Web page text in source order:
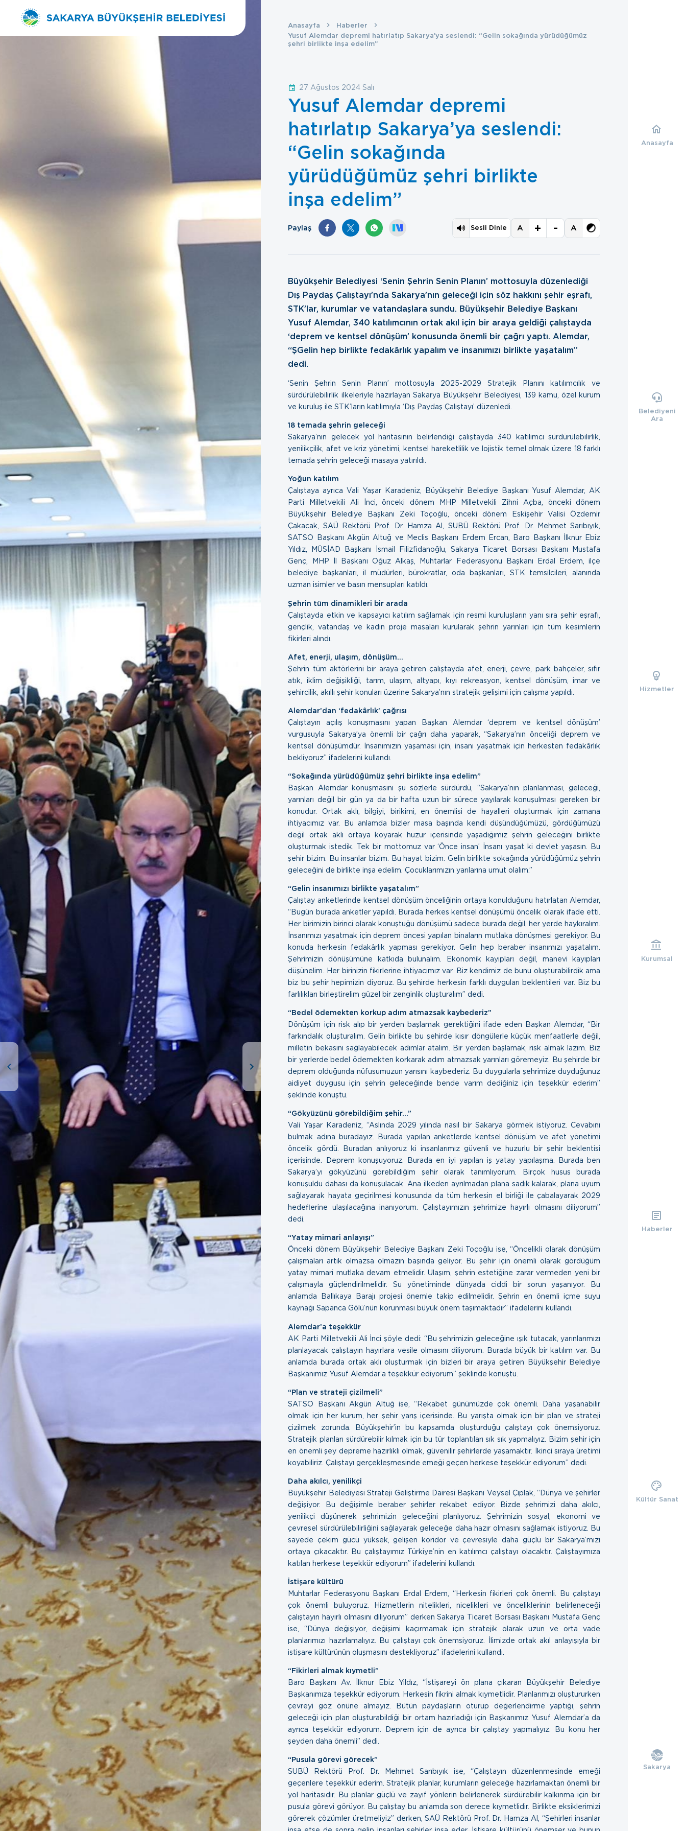
Anasayfa
Haberler
Yusuf Alemdar depremi hatırlatıp Sakarya’ya seslendi: “Gelin sokağında yürüdüğümüz
şehri birlikte inşa edelim”
27 Ağustos 2024 Salı
Yusuf Alemdar depremi
hatırlatıp Sakarya’ya seslendi:
“Gelin sokağında
yürüdüğümüz şehri birlikte
inşa edelim”
Paylaş Sesli Dinle A + - A
Büyükşehir Belediyesi ‘Senin Şehrin Senin Planın’ mottosuyla düzenlediği
Dış Paydaş Çalıştayı’nda Sakarya’nın geleceği için söz hakkını şehir eşrafı,
STK’lar, kurumlar ve vatandaşlara sundu. Büyükşehir Belediye Başkanı
Yusuf Alemdar, 340 katılımcının ortak akıl için bir araya geldiği çalıştayda
‘deprem ve kentsel dönüşüm’ konusunda önemli bir çağrı yaptı. Alemdar,
“ŞGelin hep birlikte fedakârlık yapalım ve insanımızı birlikte yaşatalım”
dedi.
‘Senin Şehrin Senin Planın’ mottosuyla 2025-2029 Stratejik Planını katılımcılık ve
sürdürülebilirlik ilkeleriyle hazırlayan Sakarya Büyükşehir Belediyesi, 139 kamu, özel kurum
ve kuruluş ile STK’ların katılımıyla ‘Dış Paydaş Çalıştayı’ düzenledi.
18 temada şehrin geleceği
Sakarya’nın gelecek yol haritasının belirlendiği çalıştayda 340 katılımcı sürdürülebilirlik,
yenilikçilik, afet ve kriz yönetimi, kentsel hareketlilik ve lojistik temel olmak üzere 18 farklı
temada şehrin geleceği masaya yatırıldı.
Yoğun katılım
Çalıştaya ayrıca Vali Yaşar Karadeniz, Büyükşehir Belediye Başkanı Yusuf Alemdar, AK
Parti Milletvekili Ali İnci, önceki dönem MHP Milletvekili Zihni Açba, önceki dönem
Büyükşehir Belediye Başkanı Zeki Toçoğlu, önceki dönem Eskişehir Valisi Özdemir
Çakacak, SAÜ Rektörü Prof. Dr. Hamza Al, SUBÜ Rektörü Prof. Dr. Mehmet Sarıbıyık,
SATSO Başkanı Akgün Altuğ ve Meclis Başkanı Erdem Ercan, Baro Başkanı İlknur Ebiz
Yıldız, MÜSİAD Başkanı İsmail Filizfidanoğlu, Sakarya Ticaret Borsası Başkanı Mustafa
Genç, MHP İl Başkanı Oğuz Alkaş, Muhtarlar Federasyonu Başkanı Erdal Erdem, ilçe
belediye başkanları, il müdürleri, bürokratlar, oda başkanları, STK temsilcileri, alanında
uzman isimler ve basın mensupları katıldı.
Şehrin tüm dinamikleri bir arada
Çalıştayda etkin ve kapsayıcı katılım sağlamak için resmi kuruluşların yanı sıra şehir eşrafı,
gençlik, vatandaş ve kadın proje masaları kurularak şehrin yarınları için tüm kesimlerin
fikirleri alındı.
Afet, enerji, ulaşım, dönüşüm…
Şehrin tüm aktörlerini bir araya getiren çalıştayda afet, enerji, çevre, park bahçeler, sıfır
atık, iklim değişikliği, tarım, ulaşım, altyapı, kıyı rekreasyon, kentsel dönüşüm, imar ve
şehircilik, akıllı şehir konuları üzerine Sakarya’nın stratejik gelişimi için çalışma yapıldı.
Alemdar’dan ‘fedakârlık’ çağrısı
Çalıştayın açılış konuşmasını yapan Başkan Alemdar ‘deprem ve kentsel dönüşüm’
vurgusuyla Sakarya’ya önemli bir çağrı daha yaparak, “Sakarya’nın önceliği deprem ve
kentsel dönüşümdür. İnsanımızın yaşaması için, insanı yaşatmak için herkesten fedakârlık
bekliyoruz” ifadelerini kullandı.
“Sokağında yürüdüğümüz şehri birlikte inşa edelim”
Başkan Alemdar konuşmasını şu sözlerle sürdürdü, “Sakarya’nın planlanması, geleceği,
yarınları değil bir gün ya da bir hafta uzun bir sürece yayılarak konuşulması gereken bir
konudur. Ortak aklı, bilgiyi, birikimi, en önemlisi de hayalleri oluşturmak için zamana
ihtiyacımız var. Bu anlamda bizler masa başında kendi düşündüğümüzü, gördüğümüzü
değil ortak aklı ortaya koyarak huzur içerisinde yaşadığımız şehrin geleceğini birlikte
oluşturmak istedik. Tek bir mottomuz var ‘Önce insan’ İnsanı yaşat ki devlet yaşasın. Bu
şehir bizim. Bu insanlar bizim. Bu hayat bizim. Gelin birlikte sokağında yürüdüğümüz şehrin
geleceğini de birlikte inşa edelim. Çocuklarımızın yarılarına umut olalım.”
“Gelin insanımızı birlikte yaşatalım”
Çalıştay anketlerinde kentsel dönüşüm önceliğinin ortaya konulduğunu hatırlatan Alemdar,
“Bugün burada anketler yapıldı. Burada herkes kentsel dönüşümü öncelik olarak ifade etti.
Her birimizin birinci olarak konuştuğu dönüşümü sadece burada değil, her yerde haykıralım.
İnsanımızı yaşatmak için deprem öncesi yapılan binaların mutlaka dönüşmesi gerekiyor. Bu
konuda herkesin fedakârlık yapması gerekiyor. Gelin hep beraber insanımızı yaşatalım.
Şehrimizin dönüşümüne katkıda bulunalım. Ekonomik kayıpları değil, manevi kayıpları
düşünelim. Her birinizin fikirlerine ihtiyacımız var. Biz kendimiz de bunu oluşturabilirdik ama
biz bu şehir hepimizin diyoruz. Bu şehirde herkesin farklı duyguları beklentileri var. Biz bu
farlılıkları birleştirelim güzel bir zenginlik oluşturalım” dedi.
“Bedel ödemekten korkup adım atmazsak kaybederiz”
Dönüşüm için risk alıp bir yerden başlamak gerektiğini ifade eden Başkan Alemdar, “Bir
farkındalık oluşturalım. Gelin birlikte bu şehirde kısır döngülerle küçük menfaatlerle değil,
milletin bekasını sağlayabilecek adımlar atalım. Bir yerden başlamak, risk almak lazım. Biz
bir yerlerde bedel ödemekten korkarak adım atmazsak yarınları göremeyiz. Bu şehirde bir
deprem olduğunda nüfusumuzun yarısını kaybederiz. Bu duygularla şehrimize duyduğunuz
aidiyet duygusu için şehrin geleceğinde bende varım dediğiniz için teşekkür ederim”
şeklinde konuştu.
“Gökyüzünü görebildiğim şehir…”
Vali Yaşar Karadeniz, “Aslında 2029 yılında nasıl bir Sakarya görmek istiyoruz. Cevabını
bulmak adına buradayız. Burada yapılan anketlerde kentsel dönüşüm ve afet yönetimi
öncelik gördü. Buradan anlıyoruz ki insanlarımız güvenli ve huzurlu bir şehir beklentisi
içerisinde. Deprem konuşuyoruz. Burada en iyi yapılan iş yatay yapılaşma. Burada ben
Sakarya’yı gökyüzünü görebildiğim şehir olarak tanımlıyorum. Birçok husus burada
konuşuldu dahası da konuşulacak. Ana ilkeden ayrılmadan plana sadık kalarak, plana uyum
sağlayarak hayata geçirilmesi konusunda da tüm herkesin el birliği ile çabalayarak 2029
hedeflerine ulaşılacağına inanıyorum. Çalıştayımızın şehrimize hayırlı olmasını diliyorum”
dedi.
“Yatay mimari anlayışı”
Önceki dönem Büyükşehir Belediye Başkanı Zeki Toçoğlu ise, “Öncelikli olarak dönüşüm
çalışmaları artık olmazsa olmazın başında geliyor. Bu şehir için önemli olarak gördüğüm
yatay mimari mutlaka devam etmelidir. Ulaşım, şehrin estetiğine zarar vermeden yeni bir
çalışmayla güçlendirilmelidir. Su yönetiminde dünyada ciddi bir sorun yaşanıyor. Bu
anlamda Ballıkaya Barajı projesi önemle takip edilmelidir. Şehrin en önemli içme suyu
kaynağı Sapanca Gölü’nün korunması büyük önem taşımaktadır” ifadelerini kullandı.
Alemdar’a teşekkür
AK Parti Milletvekili Ali İnci şöyle dedi: “Bu şehrimizin geleceğine ışık tutacak, yarınlarımızı
planlayacak çalıştayın hayırlara vesile olmasını diliyorum. Burada büyük bir katılım var. Bu
anlamda burada ortak aklı oluşturmak için bizleri bir araya getiren Büyükşehir Belediye
Başkanımız Yusuf Alemdar’a teşekkür ediyorum” şeklinde konuştu.
“Plan ve strateji çizilmeli”
SATSO Başkanı Akgün Altuğ ise, “Rekabet günümüzde çok önemli. Daha yaşanabilir
olmak için her kurum, her şehir yarış içerisinde. Bu yarışta olmak için bir plan ve strateji
çizilmek zorunda. Büyükşehir’in bu kapsamda oluşturduğu çalıştayı çok önemsiyoruz.
Stratejik planları sürdürebilir kılmak için bu tür toplantıları sık sık yapmalıyız. Bizim şehir için
en önemli şey depreme hazırlıklı olmak, güvenilir şehirlerde yaşamaktır. İkinci sıraya üretimi
koyabiliriz. Çalıştayı gerçekleşmesinde emeği geçen herkese teşekkür ediyorum” dedi.
Daha akılcı, yenilikçi
Büyükşehir Belediyesi Strateji Geliştirme Dairesi Başkanı Veysel Çıplak, “Dünya ve şehirler
değişiyor. Bu değişimle beraber şehirler rekabet ediyor. Bizde şehrimizi daha akılcı,
yenilikçi düşünerek şehrimizin geleceğini planlıyoruz. Şehrimizin sosyal, ekonomi ve
çevresel sürdürülebilirliğini sağlayarak geleceğe daha hazır olmasını sağlamak istiyoruz. Bu
sayede çekim gücü yüksek, gelişen koridor ve çevresiyle daha güçlü bir Sakarya’mızı
ortaya çıkacaktır. Bu çalıştayımız Türkiye’nin en katılımcı çalıştayı olacaktır. Çalıştayımıza
katılan herkese teşekkür ediyorum” ifadelerini kullandı.
İstişare kültürü
Muhtarlar Federasyonu Başkanı Erdal Erdem, “Herkesin fikirleri çok önemli. Bu çalıştayı
çok önemli buluyoruz. Hizmetlerin nitelikleri, nicelikleri ve önceliklerinin belirleneceği
çalıştayın hayırlı olmasını diliyorum” derken Sakarya Ticaret Borsası Başkanı Mustafa Genç
ise, “Dünya değişiyor, değişimi kaçırmamak için stratejik olarak uzun ve orta vade
planlarımızı hazırlamalıyız. Bu çalıştayı çok önemsiyoruz. İlimizde ortak akıl anlayışıyla bir
istişare kültürünün oluşmasını destekliyoruz” ifadelerini kullandı.
“Fikirleri almak kıymetli”
Baro Başkanı Av. İlknur Ebiz Yıldız, “İstişareyi ön plana çıkaran Büyükşehir Belediye
Başkanımıza teşekkür ediyorum. Herkesin fikrini almak kıymetlidir. Planlarımızı oluştururken
çevreyi göz önüne almayız. Bütün paydaşların oturup değerlendirme yaptığı, şehrin
geleceği için plan oluşturabildiği bir ortam hazırladığı için Başkanımız Yusuf Alemdar’a da
ayrıca teşekkür ediyorum. Deprem için de ayrıca bir çalıştay yapmalıyız. Bu konu her
şeyden daha önemli” dedi.
“Pusula görevi görecek”
SUBÜ Rektörü Prof. Dr. Mehmet Sarıbıyık ise, “Çalıştayın düzenlenmesinde emeği
geçenlere teşekkür ederim. Stratejik planlar, kurumların geleceğe hazırlamaktan önemli bir
yol haritasıdır. Bu planlar güçlü ve zayıf yönlerin belirlenerek sürdürebilir kalkınma için bir
pusula görevi görüyor. Bu çalıştay bu anlamda son derece kıymetlidir. Birlikte eksiklerimizi
görerek çözümler üretmeliyiz” derken, SAÜ Rektörü Prof. Dr. Hamza Al, “Şehirleri insanlar
Anasayfa
Belediyeni
Ara
Hizmetler
Kurumsal
Haberler
Kültür Sanat
Sakarya